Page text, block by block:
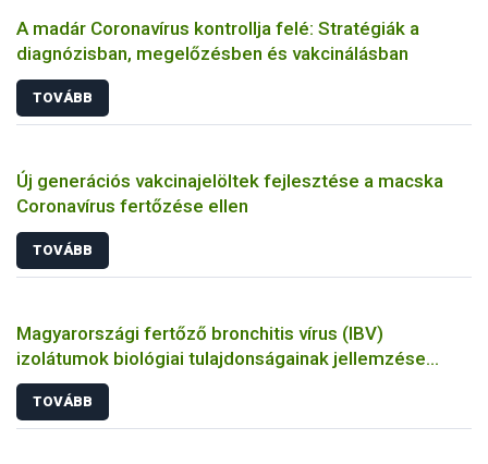
A madár Coronavírus kontrollja felé: Stratégiák a
diagnózisban, megelőzésben és vakcinálásban
TOVÁBB
Új generációs vakcinajelöltek fejlesztése a macska
Coronavírus fertőzése ellen
TOVÁBB
Magyarországi fertőző bronchitis vírus (IBV)
izolátumok biológiai tulajdonságainak jellemzése
állatkísérletes és molekuláris biológiai eszközökkel
TOVÁBB